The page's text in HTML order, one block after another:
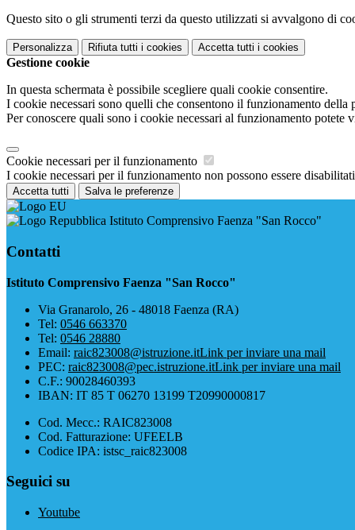
Questo sito o gli strumenti terzi da questo utilizzati si avvalgono di
Personalizza Rifiuta tutti i cookies Accetta tutti i cookies
Gestione cookie
In questa schermata è possibile scegliere quali cookie consentire.
I cookie necessari sono quelli che consentono il funzionamento
Per conoscere quali sono i cookie necessari al funzionamento potete
Cookie necessari per il funzionamento
I cookie necessari per il funzionamento non possono essere
Accetta tutti Salva le preferenze
Istituto Comprensivo Faenza "San Rocco"
Contatti
Istituto Comprensivo Faenza "San Rocco"
Via Granarolo, 26 - 48018 Faenza (RA)
Tel: 0546 663370
Tel: 0546 28880
Email: raic823008@istruzione.itLink per inviare una mail
PEC: raic823008@pec.istruzione.itLink per inviare una mail
C.F.: 90028460393
IBAN: IT 85 T 06270 13199 T20990000817
Cod. Mecc.: RAIC823008
Cod. Fatturazione: UFEELB
Codice IPA: istsc_raic823008
Seguici su
Youtube